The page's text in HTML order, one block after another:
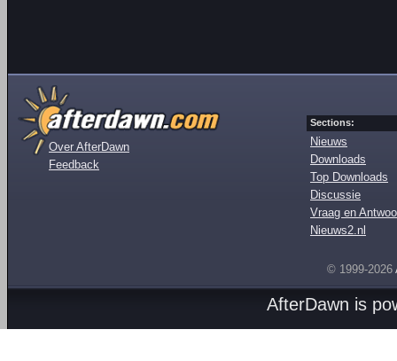
Over AfterDawn
Feedback
Sections:
Nieuws
Downloads
Top Downloads
Discussie
Vraag en
Nieuws2.nl
© 1999-2026
AfterDawn is